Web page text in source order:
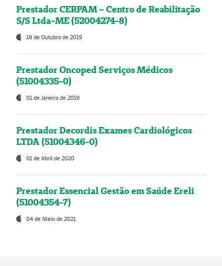
Prestador CERPAM – Centro de Reabilitação
S/S Ltda-ME (52004274-8)
18 de Outubro de 2019
Prestador Oncoped Serviços Médicos
(51004335-0)
01 de Janeiro de 2019
Prestador Decordis Exames Cardiológicos
LTDA (51004346-0)
01 de Abril de 2020
Prestador Essencial Gestão em Saúde Ereli
(51004354-7)
04 de Maio de 2021